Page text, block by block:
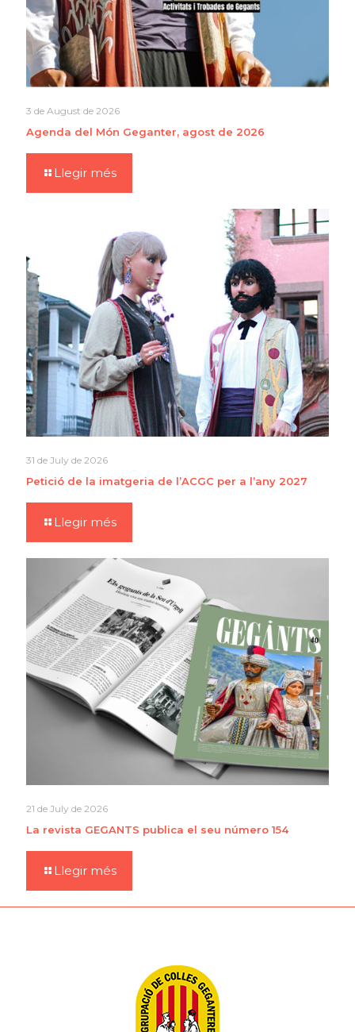
3 de August de 2026
Agenda del Món Geganter, agost de 2026
Llegir més
31 de July de 2026
Petició de la imatgeria de l’ACGC per a l’any 2027
Llegir més
21 de July de 2026
La revista GEGANTS publica el seu número 154
Llegir més